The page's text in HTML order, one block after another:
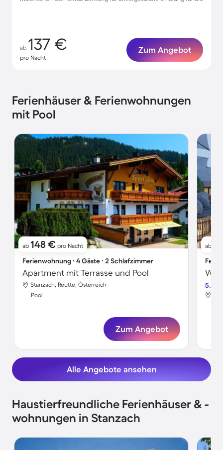
ab 137 €
pro Nacht
Zum Angebot
Ferienhäuser & Ferienwohnungen
mit Pool
ab 148 € pro Nacht
Ferienwohnung ∙ 4 Gäste ∙ 2 Schlafzimmer
Apartment mit Terrasse und Pool
Stanzach, Reutte, Österreich
Pool
Zum Angebot
ab
5.0
Alle Angebote ansehen
Haustierfreundliche Ferienhäuser & -
wohnungen in Stanzach